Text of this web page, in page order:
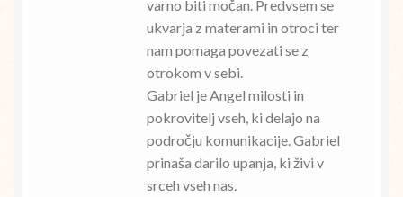
varno biti močan. Predvsem se
ukvarja z materami in otroci ter
nam pomaga povezati se z
otrokom v sebi.
Gabriel je Angel milosti in
pokrovitelj vseh, ki delajo na
področju komunikacije. Gabriel
prinaša darilo upanja, ki živi v
srceh vseh nas.